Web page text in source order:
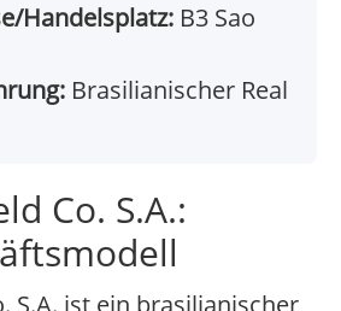
Handelsplatz: B3 Sao
Brasilianischer Real
Co. S.A.: